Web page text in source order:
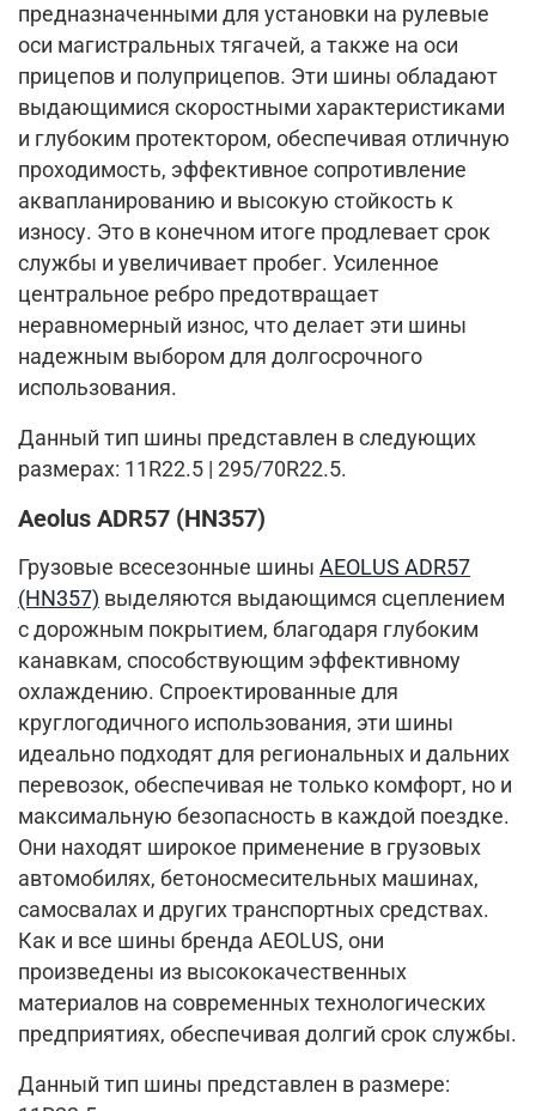
предназначенными для установки на рулевые
оси магистральных тягачей, а также на оси
прицепов и полуприцепов. Эти шины обладают
выдающимися скоростными характеристиками
и глубоким протектором, обеспечивая отличную
проходимость, эффективное сопротивление
аквапланированию и высокую стойкость к
износу. Это в конечном итоге продлевает срок
службы и увеличивает пробег. Усиленное
центральное ребро предотвращает
неравномерный износ, что делает эти шины
надежным выбором для долгосрочного
использования.
Данный тип шины представлен в следующих
размерах: 11R22.5 | 295/70R22.5.
Aeolus ADR57 (HN357)
Грузовые всесезонные шины AEOLUS ADR57
(HN357) выделяются выдающимся сцеплением
с дорожным покрытием, благодаря глубоким
канавкам, способствующим эффективному
охлаждению. Спроектированные для
круглогодичного использования, эти шины
идеально подходят для региональных и дальних
перевозок, обеспечивая не только комфорт, но и
максимальную безопасность в каждой поездке.
Они находят широкое применение в грузовых
автомобилях, бетоносмесительных машинах,
самосвалах и других транспортных средствах.
Как и все шины бренда AEOLUS, они
произведены из высококачественных
материалов на современных технологических
предприятиях, обеспечивая долгий срок службы.
Данный тип шины представлен в размере: